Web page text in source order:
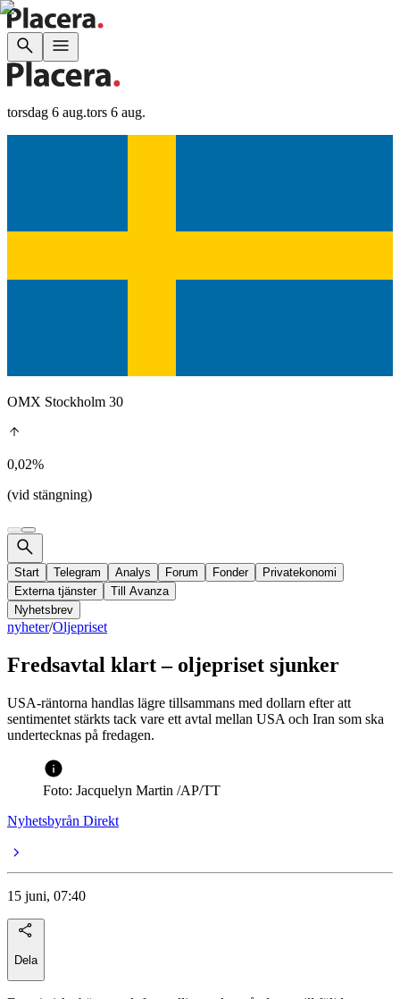
torsdag 6 aug.tors 6 aug.
OMX Stockholm 30
0,02%
(vid stängning)
Start Telegram Analys Forum Fonder
Privatekonomi
Externa tjänster
Till Avanza
Nyhetsbrev
nyheter/Oljepriset
Fredsavtal klart – oljepriset sjunker
USA-räntorna handlas lägre tillsammans med dollarn efter att
sentimentet stärkts tack vare ett avtal mellan USA och Iran som ska
undertecknas på fredagen.
Foto: Jacquelyn Martin /AP/TT
Nyhetsbyrån Direkt
15 juni, 07:40
Dela